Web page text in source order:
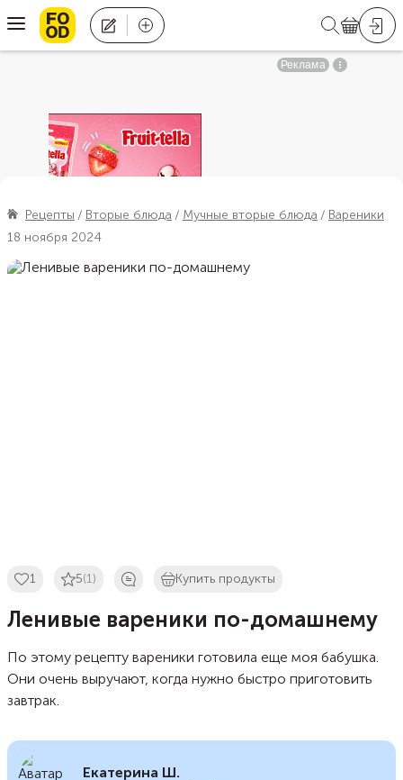
Рецепты Вторые блюда Мучные вторые блюда
Вареники
18 ноября 2024
1 5(1) Купить продукты
Ленивые вареники по-домашнему
По этому рецепту вареники готовила еще моя бабушка.
Они очень выручают, когда нужно быстро приготовить
завтрак.
Екатерина Ш.